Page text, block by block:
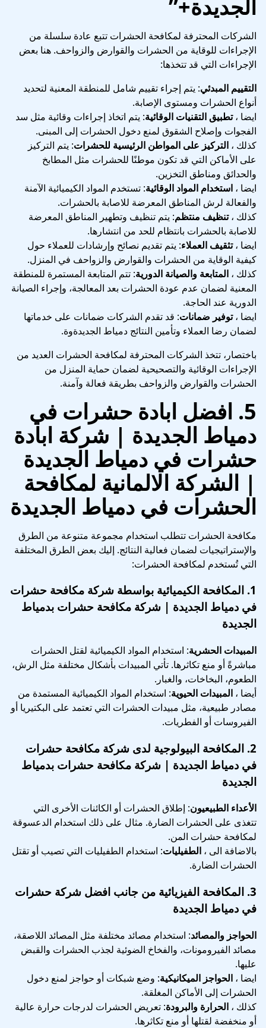
الجديدة+”
الشركات المحترفة لمكافحة الحشرات تتبع عادة سلسلة من
الإجراءات للوقاية من الحشرات والقوارض والزواحف. هنا بعض
الإجراءات التي قد تتخذها:
التقييم المبدئي: يتم إجراء تقييم شامل للمنطقة المعنية لتحديد
أنواع الحشرات ومستوى الإصابة.
ايضا ،تطبيق التقنيات الوقائية: يتم اتخاذ إجراءات وقائية مثل سد
الفجوات وإصلاح الشقوق لمنع دخول الحشرات إلى المبنى.
كذلك ، التركيز على المواطن الرئيسية للحشرات: يتم التركيز
على الأماكن التي قد تكون موطنًا للحشرات مثل المطابخ
والحدائق ومناطق التخزين.
ايضا ، استخدام المواد الوقائية: تستخدم المواد الكيميائية الآمنة
والفعالة لرش المناطق المعرضة للاصابة بالحشرات.
كذلك ،تنظيف منتظم: يتم تنظيف وتطهير المناطق المعرضة
للاصابة بالحشرات بانتظام للحد من انتشارها.
ايضا ،تثقيف العملاء: يتم تقديم نصائح وإرشادات للعملاء حول
كيفية الوقاية من الحشرات والقوارض والزواحف في المنزل.
كذلك ، المتابعة والصيانة الدورية: تتم المتابعة المستمرة للمنطقة
المعنية لضمان عدم عودة الحشرات بعد المعالجة، وإجراء الصيانة
الدورية عند الحاجة.
ايضا ،توفير ضمانات: قد تقدم الشركات ضمانات على خدماتها
لضمان رضا العملاء وتأمين النتائج دمياط الجديدةوة.
باختصار، تتخذ الشركات المحترفة لمكافحة الحشرات العديد من
الإجراءات الوقائية والتصحيحية لضمان حماية المنزل من
الحشرات والقوارض والزواحف بطريقة فعالة وآمنة.
5. افضل ابادة حشرات في
دمياط الجديدة | شركة ابادة
حشرات في دمياط الجديدة
| الشركة الالمانية لمكافحة
الحشرات في دمياط الجديدة
مكافحة الحشرات تتطلب استخدام مجموعة متنوعة من الطرق
والإستراتيجيات لضمان فعالية النتائج. إليك بعض الطرق المختلفة
التي تُستخدم لمكافحة الحشرات:
1. المكافحة الكيميائية بواسطة شركة مكافحة حشرات
في دمياط الجديدة | شركة مكافحة حشرات بدمياط
الجديدة
المبيدات الحشرية: استخدام المواد الكيميائية لقتل الحشرات
مباشرةً أو منع تكاثرها. تأتي المبيدات بأشكال مختلفة مثل الرش،
الطعوم، البخاخات، والغبار.
أيضا ، المبيدات الحيوية: استخدام المواد الكيميائية المستمدة من
مصادر طبيعية، مثل مبيدات الحشرات التي تعتمد على البكتيريا أو
الفيروسات أو الفطريات.
2. المكافحة البيولوجية لدى شركة مكافحة حشرات
في دمياط الجديدة | شركة مكافحة حشرات بدمياط
الجديدة
الأعداء الطبيعيون: إطلاق الحشرات أو الكائنات الأخرى التي
تتغذى على الحشرات الضارة. مثال على ذلك استخدام الدعسوقة
لمكافحة حشرات المن.
بالاضافة الى ، الطفيليات: استخدام الطفيليات التي تصيب أو تقتل
الحشرات الضارة.
3. المكافحة الفيزيائية من جانب افضل شركة حشرات
في دمياط الجديدة
الحواجز والمصائد: استخدام مصائد مختلفة مثل المصائد اللاصقة،
مصائد الفيرومونات، والفخاخ الضوئية لجذب الحشرات والقبض
عليها.
ايضا ، الحواجز الميكانيكية: وضع شبكات أو حواجز لمنع دخول
الحشرات إلى الأماكن المغلقة.
كذلك ، الحرارة والبرودة: تعريض الحشرات لدرجات حرارة عالية
أو منخفضة لقتلها أو منع تكاثرها.